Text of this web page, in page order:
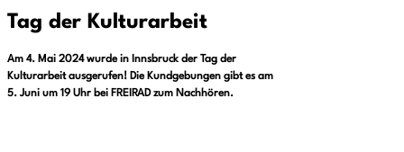
Tag der Kulturarbeit
Am 4. Mai 2024 wurde in Innsbruck der Tag der
Kulturarbeit ausgerufen! Die Kundgebungen gibt es am
5. Juni um 19 Uhr bei FREIRAD zum Nachhören.